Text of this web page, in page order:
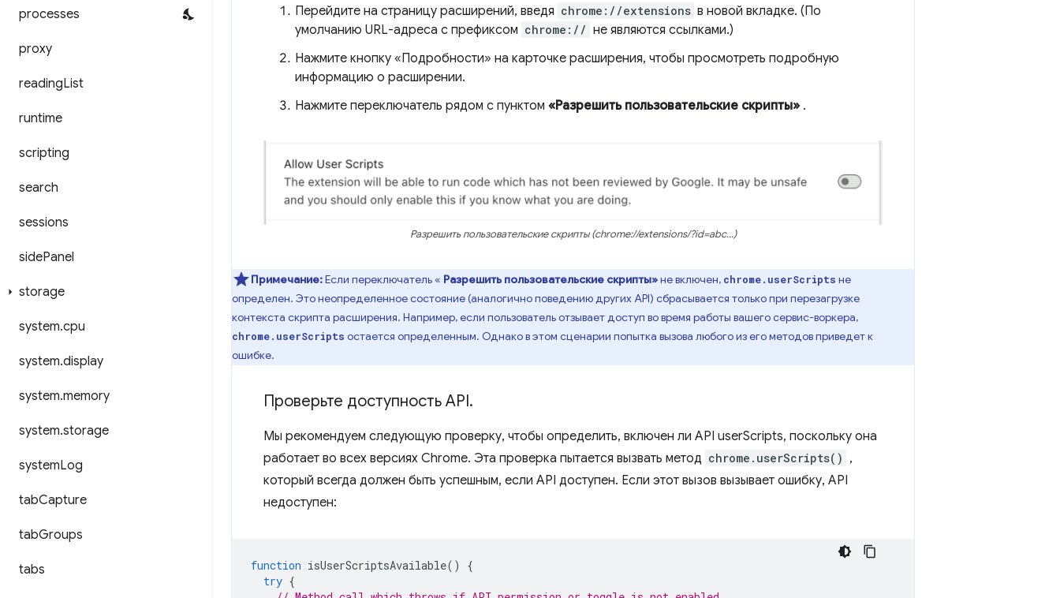
processes
proxy
readingList
runtime
scripting
search
sessions
sidePanel
storage
system.cpu
system.display
system.memory
system.storage
systemLog
tabCapture
tabGroups
tabs
Перейдите на страницу расширений, введя chrome://extensions в новой вкладке. (По
умолчанию URL-адреса с префиксом chrome:// не являются ссылками.)
Нажмите кнопку «Подробности» на карточке расширения, чтобы просмотреть подробную
информацию о расширении.
Нажмите переключатель рядом с пунктом «Разрешить пользовательские скрипты» .
Разрешить пользовательские скрипты (chrome://extensions/?id=abc...)
Примечание:Если переключатель « Разрешить пользовательские скрипты»не включен, chrome.userScripts не
определен. Это неопределенное состояние (аналогично поведению других API) сбрасывается только при перезагрузке
контекста скрипта расширения. Например, если пользователь отзывает доступ во время работы вашего сервис-воркера,
chrome.userScripts остается определенным. Однако в этом сценарии попытка вызова любого из его методов приведет к
ошибке.
Проверьте доступность API.
Мы рекомендуем следующую проверку, чтобы определить, включен ли API userScripts, поскольку она
работает во всех версиях Chrome. Эта проверка пытается вызвать метод chrome.userScripts() ,
который всегда должен быть успешным, если API доступен. Если этот вызов вызывает ошибку, API
недоступен:
function isUserScriptsAvailable()
{
try {